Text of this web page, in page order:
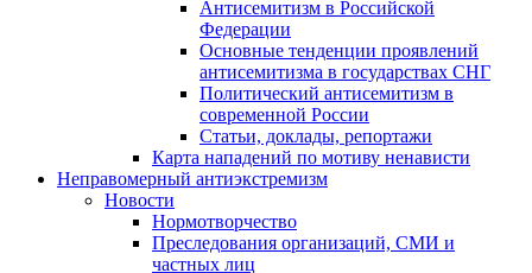
Антисемитизм в Российской
Федерации
Основные тенденции проявлений
антисемитизма в государствах СНГ
Политический антисемитизм в
современной России
Статьи, доклады, репортажи
Карта нападений по мотиву ненависти
Неправомерный антиэкстремизм
Новости
Нормотворчество
Преследования организаций, СМИ и
частных лиц